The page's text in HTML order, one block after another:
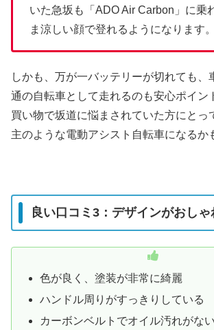
いた急坂も「ADO Air Carbon」に乗
ま涼しい顔で登れるようになります。
しかも、万が一バッテリーが切れても、
通の自転車として走れるのも安心ポイン
買い物で坂道に悩まされていた方にとっ
主のような電動アシスト自転車になるか
良い口コミ3：デザインがおしゃ
色が良く、塗装が非常に綺麗
ハンドル周りがすっきりしている
カーボンベルトでオイル汚れがない